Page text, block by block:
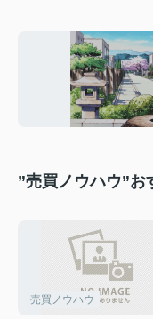
”売買ノウハウ”お
売買ノウハウ